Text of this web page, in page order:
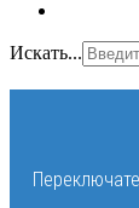
Искать...